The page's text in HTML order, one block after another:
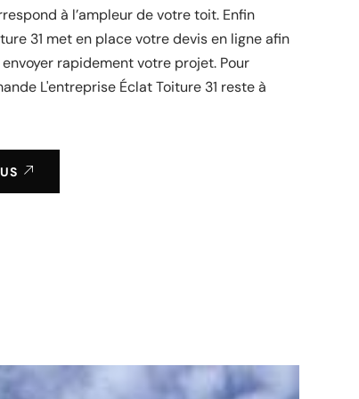
à l’ampleur de votre toit. Enfin
31 met en place votre devis en ligne afin
rapidement votre projet. Pour
L'entreprise Éclat Toiture 31 reste à